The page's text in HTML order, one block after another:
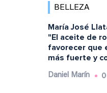
BELLEZA
María José
"El aceite de
favorecer que
más fuerte y
Daniel Marín